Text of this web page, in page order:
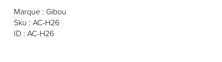
Marque : Gibou
Sku : AC-H26
ID : AC-H26